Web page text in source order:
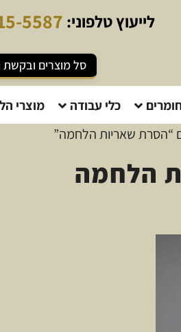
לייעוץטלפוני: 5-5587
סל מוצרים
כלי עבודה מוצרי
“הסרת שאריות הלחמה”
הלחמה